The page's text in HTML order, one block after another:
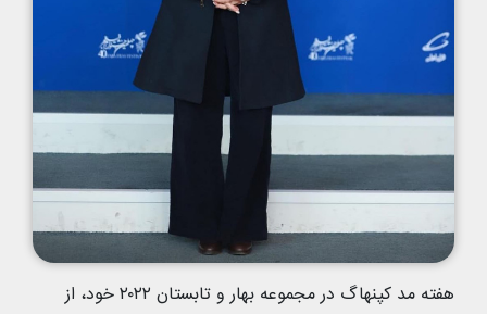
هفته مد کپنهاگ در مجموعه بهار و تابستان ۲۰۲۲ خود، از